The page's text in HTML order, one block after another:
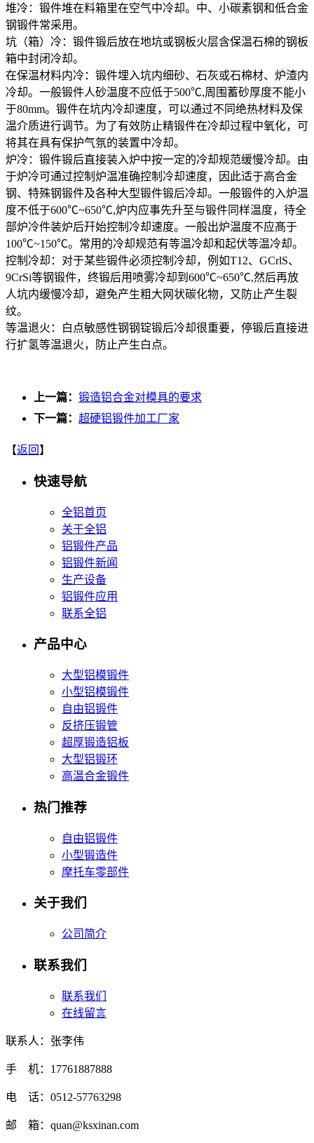
堆冷：锻件堆在料箱里在空气中冷却。中、小碳素钢和低合金
钢锻件常采用。
坑（箱）冷：锻件锻后放在地坑或钢板火层含保温石棉的钢板
箱中封闭冷却。
在保温材料内冷：锻件埋入坑内细砂、石灰或石棉材、炉渣内
冷却。一般锻件人砂温度不应低于500℃,周围蓄砂厚度不能小
于80mm。锻件在坑内冷却速度，可以通过不同绝热材料及保
温介质进行调节。为了有效防止精锻件在冷却过程中氧化，可
将其在具有保护气氛的装置中冷却。
炉冷：锻件锻后直接装入炉中按一定的冷却规范缓慢冷却。由
于炉冷可通过控制炉温准确控制冷却速度，因此适于高合金
钢、特殊钢锻件及各种大型锻件锻后冷却。一般锻件的入炉温
度不低于600℃~650℃,炉内应事先升至与锻件同样温度，待全
部炉冷件装炉后幵始控制冷却速度。一般出炉温度不应髙于
100℃~150℃。常用的冷却规范有等温冷却和起伏等温冷却。
控制冷却：对于某些锻件必须控制冷却，例如T12、GCrlS、
9CrSi等钢锻件，终锻后用喷雾冷却到600℃~650℃,然后再放
人坑内缓慢冷却，避免产生粗大网状碳化物，又防止产生裂
纹。
等温退火：白点敏感性钢钢锭锻后冷却很重要，停锻后直接进
行扩氢等温退火，防止产生白点。
上一篇： 锻造铝合金对模具的要求
下一篇： 超硬铝锻件加工厂家
【返回 】
快速导航
全铝首页
关于全铝
铝锻件产品
铝锻件新闻
生产设备
铝锻件应用
联系全铝
产品中心
大型铝模锻件
小型铝模锻件
自由铝锻件
反挤压锻管
超厚锻造铝板
大型铝锻环
高温合金锻件
热门推荐
自由铝锻件
小型锻造件
摩托车零部件
关于我们
公司简介
联系我们
联系我们
在线留言
联系人：张李伟
手 机：17761887888
电 话：0512-57763298
邮 箱：quan@ksxinan.com